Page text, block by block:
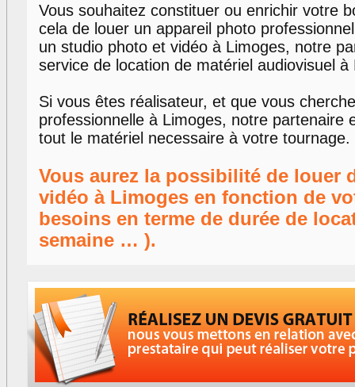
Vous souhaitez constituer ou enrichir votre
cela de louer un appareil photo
un studio photo et vidéo à Limoges, notre
service de location de matériel audiovisuel à
Si vous êtes réalisateur, et que vous
professionnelle à Limoges, notre partenaire
tout le matériel necessaire à votre tournage.
Vous aurez la possibilité de louer
vidéo à Limoges en fonction de
besoins en terme de durée de
semaine … ).